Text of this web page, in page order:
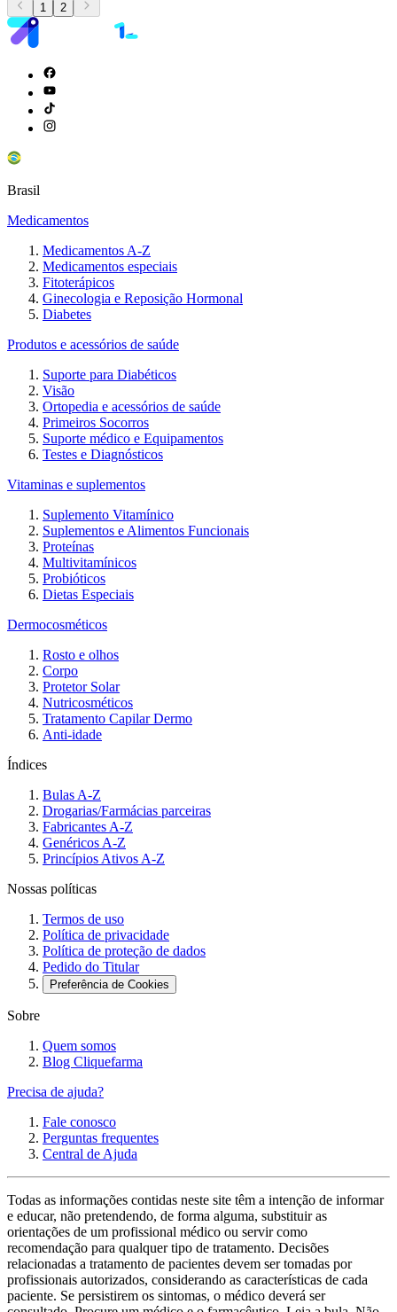
1 2
Brasil
Medicamentos
Medicamentos A-Z
Medicamentos especiais
Fitoterápicos
Ginecologia e Reposição Hormonal
Diabetes
Produtos e acessórios de saúde
Suporte para Diabéticos
Visão
Ortopedia e acessórios de saúde
Primeiros Socorros
Suporte médico e Equipamentos
Testes e Diagnósticos
Vitaminas e suplementos
Suplemento Vitamínico
Suplementos e Alimentos Funcionais
Proteínas
Multivitamínicos
Probióticos
Dietas Especiais
Dermocosméticos
Rosto e olhos
Corpo
Protetor Solar
Nutricosméticos
Tratamento Capilar Dermo
Anti-idade
Índices
Bulas A-Z
Drogarias/Farmácias parceiras
Fabricantes A-Z
Genéricos A-Z
Princípios Ativos A-Z
Nossas políticas
Termos de uso
Política de privacidade
Política de proteção de dados
Pedido do Titular
Preferência de Cookies
Sobre
Quem somos
Blog Cliquefarma
Precisa de ajuda?
Fale conosco
Perguntas frequentes
Central de Ajuda
Todas as informações contidas neste site têm a intenção de informar
e educar, não pretendendo, de forma alguma, substituir as
orientações de um profissional médico ou servir como
recomendação para qualquer tipo de tratamento. Decisões
relacionadas a tratamento de pacientes devem ser tomadas por
profissionais autorizados, considerando as características de cada
paciente. Se persistirem os sintomas, o médico deverá ser